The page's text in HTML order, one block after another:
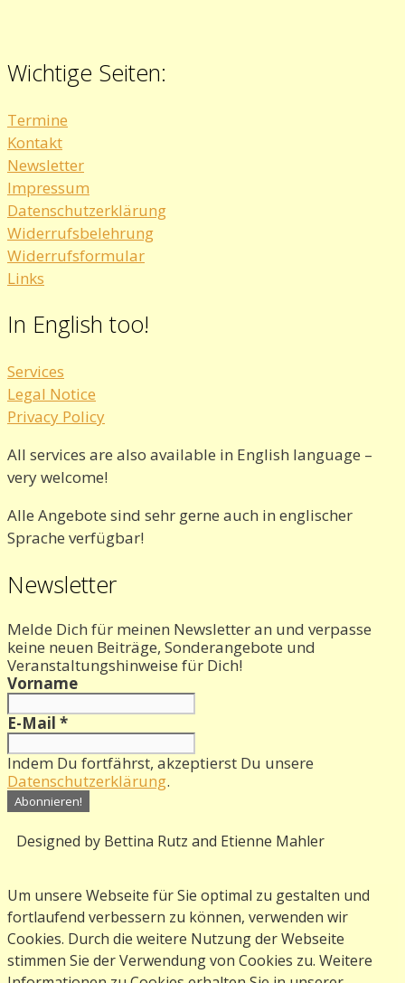
Wichtige Seiten:
Termine
Kontakt
Newsletter
Impressum
Datenschutzerklärung
Widerrufsbelehrung
Widerrufsformular
Links
In English too!
Services
Legal Notice
Privacy Policy
All services are also available in English language –
very welcome!
Alle Angebote sind sehr gerne auch in englischer
Sprache verfügbar!
Newsletter
Melde Dich für meinen Newsletter an und verpasse
keine neuen Beiträge, Sonderangebote und
Veranstaltungshinweise für Dich!
Vorname
E-Mail *
Indem Du fortfährst, akzeptierst Du unsere
Datenschutzerklärung.
Designed by Bettina Rutz and Etienne Mahler
Um unsere Webseite für Sie optimal zu gestalten und
fortlaufend verbessern zu können, verwenden wir
Cookies. Durch die weitere Nutzung der Webseite
stimmen Sie der Verwendung von Cookies zu. Weitere